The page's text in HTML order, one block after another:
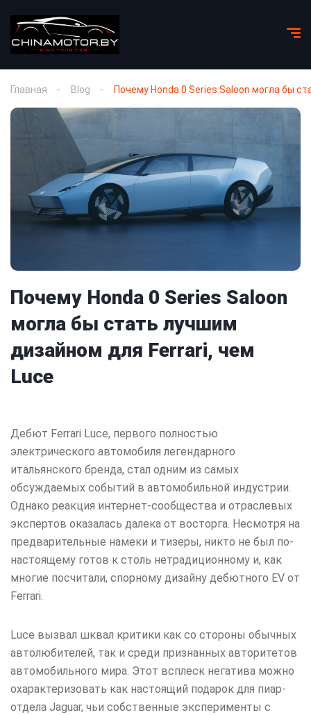
Главная Blog Почему Honda 0 Series Saloon могла бы
Почему Honda 0 Series Saloon
могла бы стать лучшим
дизайном для Ferrari, чем
Luce
Дебют Ferrari Luce, первого полностью
электрического автомобиля легендарного
итальянского бренда, стал одним из самых
обсуждаемых событий в автомобильной индустрии.
Однако реакция интернет-сообщества и отраслевых
экспертов оказалась далека от восторга. Несмотря на
предварительные намеки и тизеры, никто не был по-
настоящему готов к столь нетрадиционному и, как
многие посчитали, спорному дизайну дебютного EV от
Ferrari.
Luce вызвал шквал критики как со стороны обычных
автолюбителей, так и среди признанных авторитетов
автомобильного мира. Этот всплеск негатива можно
охарактеризовать как настоящий подарок для пиар-
отдела Jaguar, чьи собственные эксперименты с